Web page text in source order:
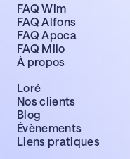
FAQ Wim
FAQ Alfons
FAQ Apoca
FAQ Milo
À propos
Loré
Nos clients
Blog
Évènements
Liens pratiques